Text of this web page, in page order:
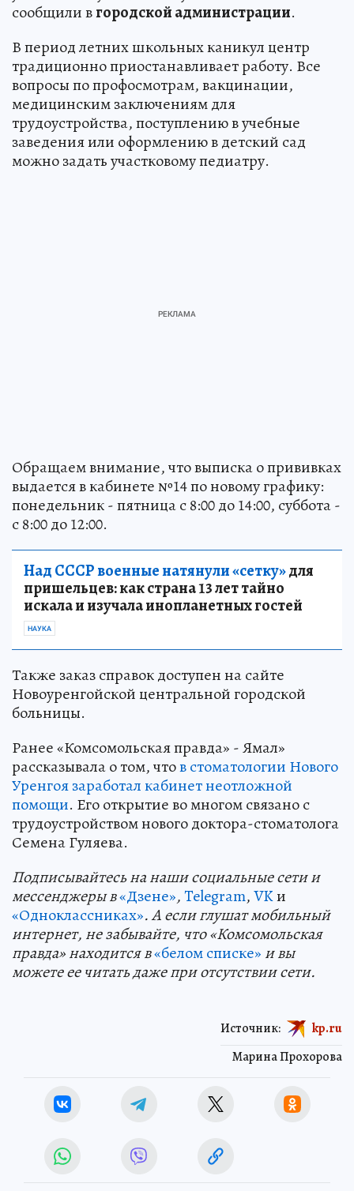
сообщили вгородской администрации.
В период летних школьных каникул центр
традиционно приостанавливает работу. Все
вопросы по профосмотрам, вакцинации,
медицинским заключениям для
трудоустройства, поступлению в учебные
заведения или оформлению в детский сад
можно задать участковому педиатру.
Обращаем внимание, что выписка о прививках
выдается в кабинете №14 по новому графику:
понедельник - пятница с 8:00 до 14:00, суббота -
с 8:00 до 12:00.
Над СССР военные натянули «сетку»для
пришельцев: как страна 13 лет тайно
искала и изучала инопланетных гостей
НАУКА
Также заказ справок доступен на сайте
Новоуренгойской центральной городской
больницы.
Ранее «Комсомольская правда» - Ямал»
рассказывала о том, чтов стоматологии Нового
Уренгоя заработал кабинет неотложной
помощи. Его открытие во многом связано с
трудоустройством нового доктора-стоматолога
Семена Гуляева.
Подписывайтесь на наши социальные сети и
мессенджеры в«Дзене»,Telegram,VKи
«Одноклассниках». А если глушат мобильный
интернет, не забывайте, что «Комсомольская
правда» находится в«белом списке» и вы
можете ее читать даже при отсутствии сети.
Марина Прохорова
Источник: kp.ru